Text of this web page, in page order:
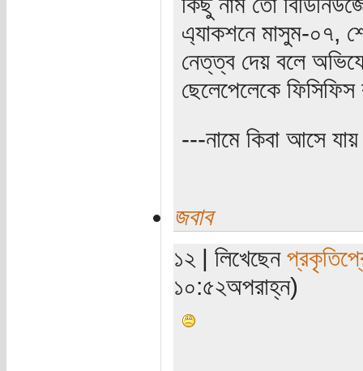
এ্যাকশনে মাসুম-০৭,
নেত্‌ত্ব দেয় বলে
ছেলেপেলেকে
---নামে কিবা আসে যায়
জবাব
১২ | লিখেছেন
১০:৫২অপরাহ্ন)